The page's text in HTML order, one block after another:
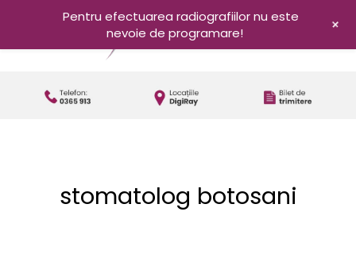
stomatolog botosani
Pentru efectuarea radiografiilor nu este
nevoie de programare!
+